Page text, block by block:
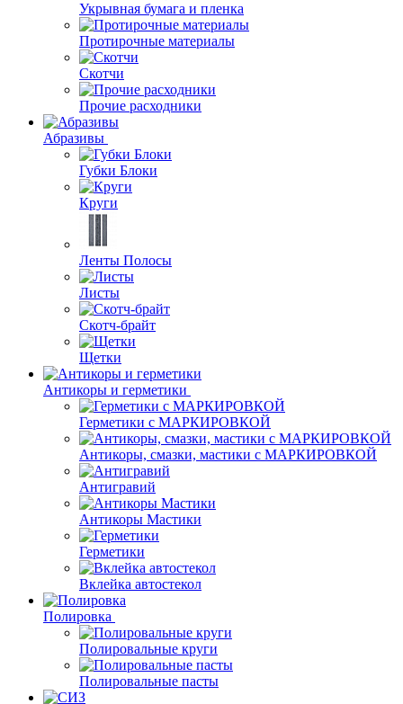
Укрывная бумага и пленка
Протирочные материалы
Скотчи
Прочие расходники
Абразивы
Губки Блоки
Круги
Ленты Полосы
Листы
Скотч-брайт
Щетки
Антикоры и герметики
Герметики с МАРКИРОВКОЙ
Антикоры, смазки, мастики с МАРКИРОВКОЙ
Антигравий
Антикоры Мастики
Герметики
Вклейка автостекол
Полировка
Полировальные круги
Полировальные пасты